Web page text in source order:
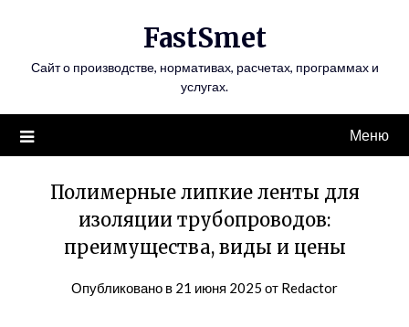
FastSmet
Сайт о производстве, нормативах, расчетах, программах и
услугах.
Меню
Полимерные липкие ленты для
изоляции трубопроводов:
преимущества, виды и цены
Опубликовано в 21 июня 2025 от Redactor